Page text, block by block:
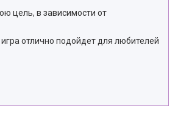
цель, в зависимости от
отлично подойдет для любителей